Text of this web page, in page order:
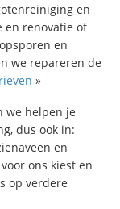
en
en renovatie of
en
we repareren de
»
we helpen je
dus ook in:
en
ons kiest en
op verdere